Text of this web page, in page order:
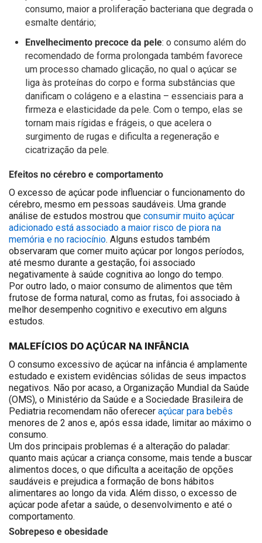
consumo, maior a proliferação bacteriana que degrada o
esmalte dentário;
Envelhecimento precoce da pele: o consumo além do
recomendado de forma prolongada também favorece
um processo chamado glicação, no qual o açúcar se
liga às proteínas do corpo e forma substâncias que
danificam o colágeno e a elastina – essenciais para a
firmeza e elasticidade da pele. Com o tempo, elas se
tornam mais rígidas e frágeis, o que acelera o
surgimento de rugas e dificulta a regeneração e
cicatrização da pele.
Efeitos no cérebro e comportamento
O excesso de açúcar pode influenciar o funcionamento do
cérebro, mesmo em pessoas saudáveis. Uma grande
análise de estudos mostrou que consumir muito açúcar
adicionado está associado a maior risco de piora na
memória e no raciocínio. Alguns estudos também
observaram que comer muito açúcar por longos períodos,
até mesmo durante a gestação, foi associado
negativamente à saúde cognitiva ao longo do tempo.
Por outro lado, o maior consumo de alimentos que têm
frutose de forma natural, como as frutas, foi associado à
melhor desempenho cognitivo e executivo em alguns
estudos.
MALEFÍCIOS DO AÇÚCAR NA INFÂNCIA
O consumo excessivo de açúcar na infância é amplamente
estudado e existem evidências sólidas de seus impactos
negativos. Não por acaso, a Organização Mundial da Saúde
(OMS), o Ministério da Saúde e a Sociedade Brasileira de
Pediatria recomendam não oferecer açúcar para bebês
menores de 2 anos e, após essa idade, limitar ao máximo o
consumo.
Um dos principais problemas é a alteração do paladar:
quanto mais açúcar a criança consome, mais tende a buscar
alimentos doces, o que dificulta a aceitação de opções
saudáveis e prejudica a formação de bons hábitos
alimentares ao longo da vida. Além disso, o excesso de
açúcar pode afetar a saúde, o desenvolvimento e até o
comportamento.
Sobrepeso e obesidade